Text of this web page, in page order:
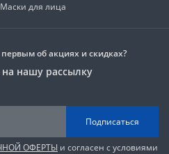
Маски для лица
первым об акциях и скидках?
нашу рассылку
Подписаться
ОФЕРТЫ и согласен с условиями